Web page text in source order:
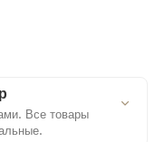
Все товары